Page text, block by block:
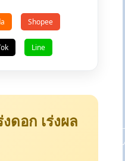
Shopee
Line
ดอก เร่งผล